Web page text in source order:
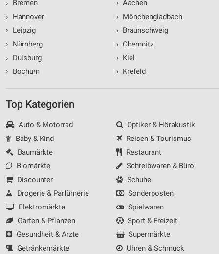
›
Bremen
›
Hannover
›
Leipzig
›
Nürnberg
›
Duisburg
›
Bochum
› Aachen
› Mönchengladbach
› Braunschweig
› Chemnitz
› Kiel
› Krefeld
Top Kategorien
Auto & Motorrad
Baby & Kind
Baumärkte
Biomärkte
Discounter
Drogerie & Parfümerie
Elektromärkte
Garten & Pflanzen
Gesundheit & Ärzte
Getränkemärkte
Optiker & Hörakustik
Reisen & Tourismus
Restaurant
Schreibwaren & Büro
Schuhe
Sonderposten
Spielwaren
Sport & Freizeit
Supermärkte
Uhren & Schmuck